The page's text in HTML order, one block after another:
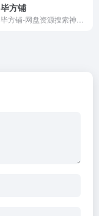
毕方铺